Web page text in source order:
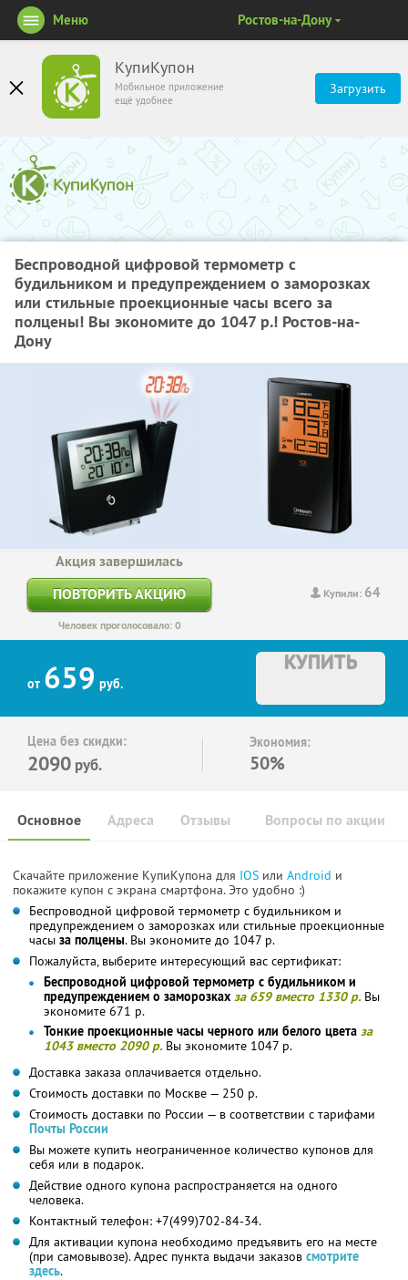
КупиКупон
Мобильное приложение
ещё удобнее
Загрузить
Меню Ростов-на-Дону
Беспроводной цифровой термометр с
будильником и предупреждением о заморозках
или стильные проекционные часы всего за
полцены! Вы экономите до 1047 р.! Ростов-на-
Дону
Купили: 64
Акция завершилась
ПОВТОРИТЬ АКЦИЮ
Человек проголосовало: 0
от 659 руб.
КУПИТЬ
Цена без скидки:
2090 руб.
Экономия:
50%
Основное Отзывы Вопросы по акции
Адреса
Скачайте приложение КупиКупона для IOS или Android и
покажите купон с экрана смартфона. Это удобно :)
Беспроводной цифровой термометр с будильником и
предупреждением о заморозках или стильные проекционные
часы за полцены. Вы экономите до 1047 р.
Пожалуйста, выберите интересующий вас сертификат:
Беспроводной цифровой термометр с будильником и
предупреждением о заморозках за 659 вместо 1330 р. Вы
экономите 671 р.
Тонкие проекционные часы черного или белого цвета за
1043 вместо 2090 р. Вы экономите 1047 р.
Доставка заказа оплачивается отдельно.
Стоимость доставки по Москве — 250 р.
Стоимость доставки по России — в соответствии с тарифами
Почты России
Вы можете купить неограниченное количество купонов для
себя или в подарок.
Действие одного купона распространяется на одного
человека.
Контактный телефон: +7(499)702-84-34.
Для активации купона необходимо предъявить его на месте
(при самовывозе). Адрес пункта выдачи заказов смотрите
здесь.